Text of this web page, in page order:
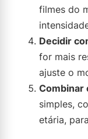
filmes do
Decidir
for mais
ajuste o
Combinar
simples,
etária,